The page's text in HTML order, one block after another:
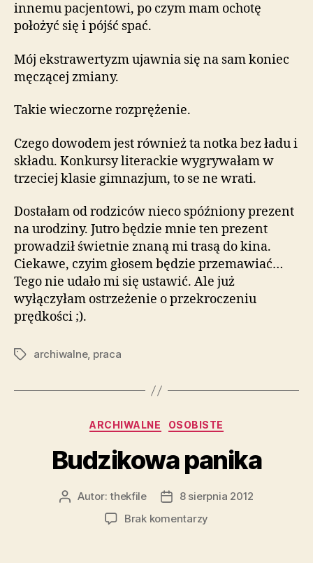
innemu pacjentowi, po czym mam ochotę
położyć się i pójść spać.
Mój ekstrawertyzm ujawnia się na sam koniec
męczącej zmiany.
Takie wieczorne rozprężenie.
Czego dowodem jest również ta notka bez ładu i
składu. Konkursy literackie wygrywałam w
trzeciej klasie gimnazjum, to se ne wrati.
Dostałam od rodziców nieco spóźniony prezent
na urodziny. Jutro będzie mnie ten prezent
prowadził świetnie znaną mi trasą do kina.
Ciekawe, czyim głosem będzie przemawiać…
Tego nie udało mi się ustawić. Ale już
wyłączyłam ostrzeżenie o przekroczeniu
prędkości ;).
Tagiarchiwalne, praca
Kategorie
ARCHIWALNE OSOBISTE
Budzikowa panika
AutorAutor:thekfile
Data8 sierpnia 2012
Brak komentarzy